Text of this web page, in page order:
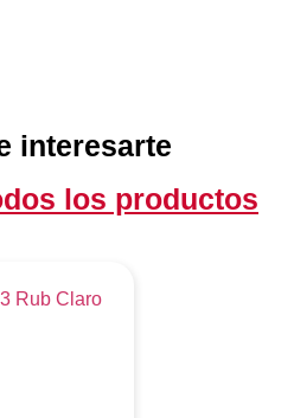
interesarte
los productos